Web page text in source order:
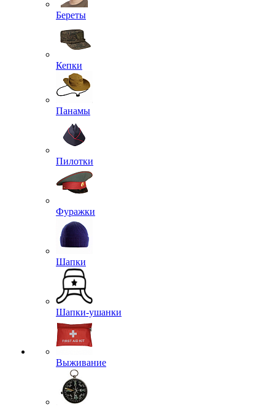
Береты
Кепки
Панамы
Пилотки
Фуражки
Шапки
Шапки-ушанки
Выживание